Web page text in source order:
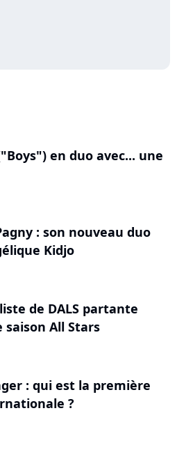
en duo avec... une
: son nouveau duo
Kidjo
de DALS partante
saison All Stars
: qui est la première
?